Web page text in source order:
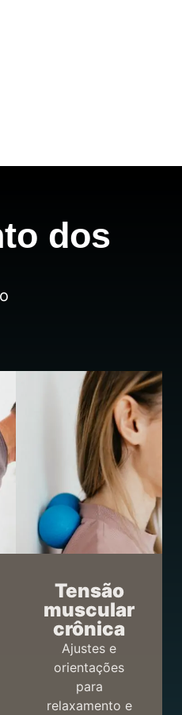
dos
Tensão
muscular
crônica
Ajustes e
orientações
para
relaxamento e